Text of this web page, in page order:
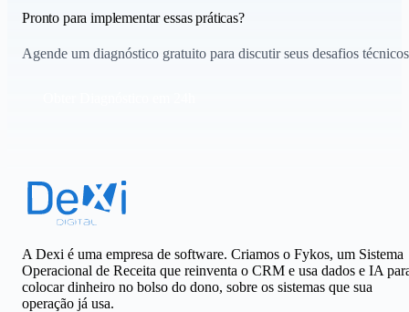
Pronto para implementar essas práticas?
Agende um diagnóstico gratuito para discutir seus desafios
A Dexi é uma empresa de software. Criamos o Fykos, um Sistema
Operacional de Receita que reinventa o CRM e usa dados e IA
colocar dinheiro no bolso do dono, sobre os sistemas que sua
operação já usa.